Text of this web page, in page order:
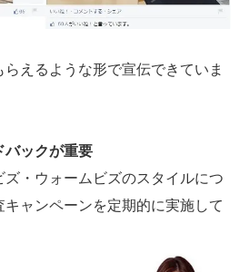
えるような形で宣伝できていま
バックが重要
・ウォームビズのスタイルにつ
ャンペーンを定期的に実施して